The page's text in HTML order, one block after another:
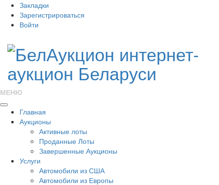
Закладки
Зарегистрироваться
Войти
МЕНЮ
Главная
Аукционы
Активные лоты
Проданные Лоты
Завершенные Аукционы
Услуги
Автомобили из США
Автомобили из Европы